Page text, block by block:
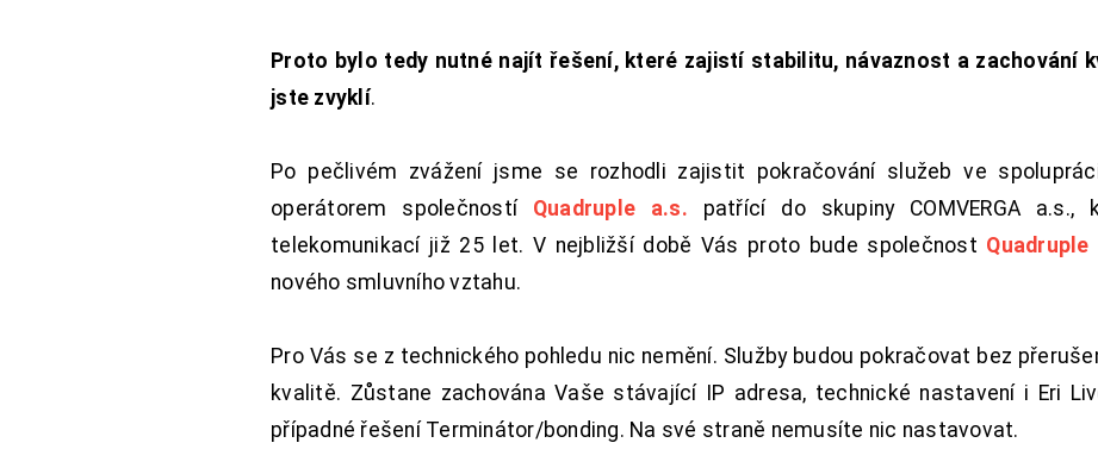
Proto bylo tedy nutné najít řešení, které zajistí stabilitu, návaznost a zachování
jste zvyklí.
Po pečlivém zvážení jsme se rozhodli zajistit pokračování služeb ve
operátorem společností Quadruple a.s. patřící do skupiny COMVERGA
telekomunikací již 25 let. V nejbližší době Vás proto bude společnost Quadruple
nového smluvního vztahu.
Pro Vás se z technického pohledu nic nemění. Služby budou pokračovat bez
kvalitě. Zůstane zachována Vaše stávající IP adresa, technické nastavení i Eri
případné řešení Terminátor/bonding. Na své straně nemusíte nic nastavovat.